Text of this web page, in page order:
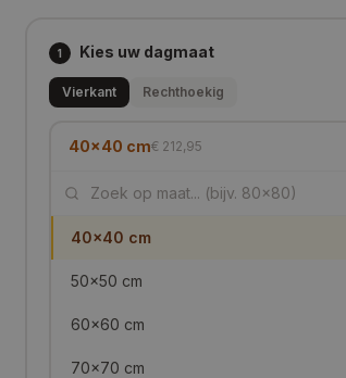
1 Kies uw dagmaat
Vierkant Rechthoekig
40x40 cm€ 212,95
40x40 cm
50x50 cm
60x60 cm
70x70 cm